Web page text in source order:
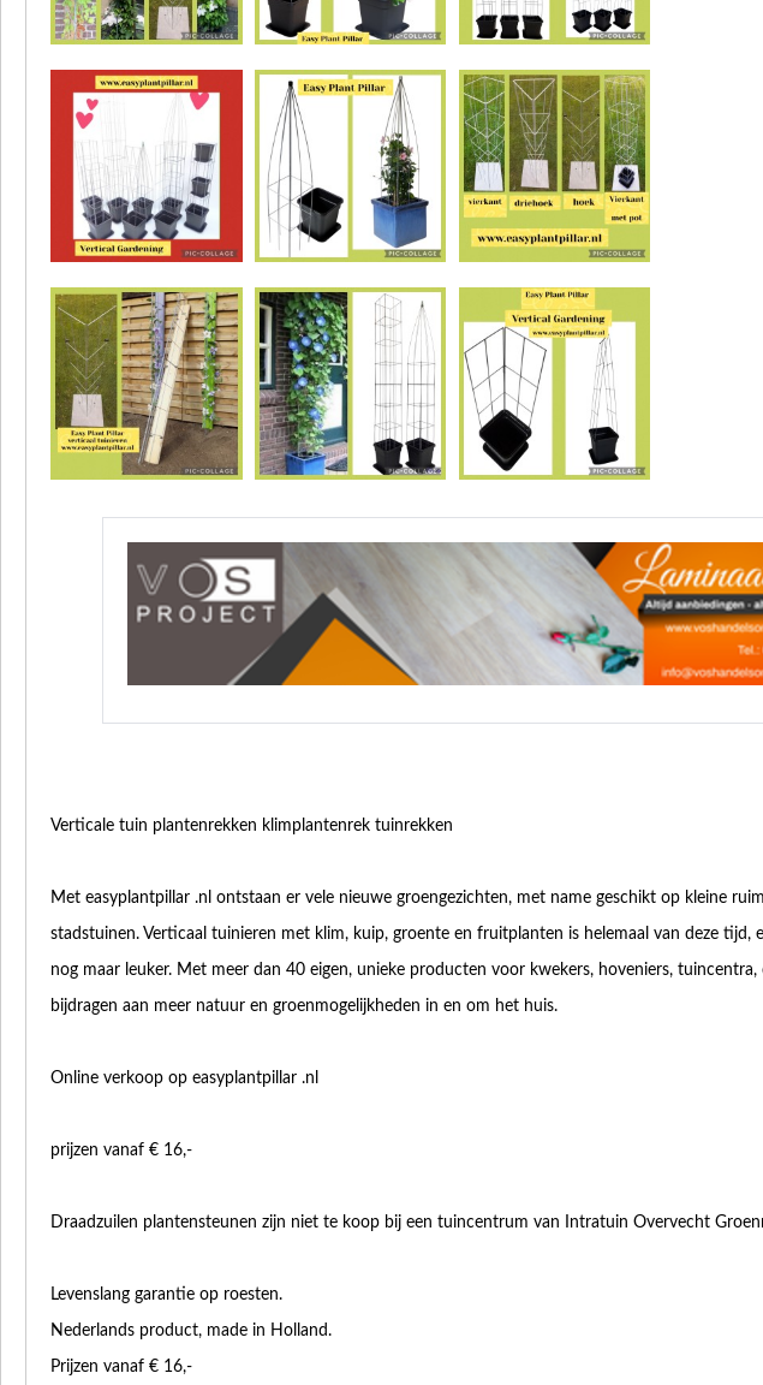
Verticale tuin plantenrekken klimplantenrek tuinrekken
Met easyplantpillar .nl ontstaan er vele nieuwe groengezichten, met name geschikt op kleine
stadstuinen. Verticaal tuinieren met klim, kuip, groente en fruitplanten is helemaal van deze tijd,
nog maar leuker. Met meer dan 40 eigen, unieke producten voor kwekers, hoveniers,
bijdragen aan meer natuur en groenmogelijkheden in en om het huis.
Online verkoop op easyplantpillar .nl
prijzen vanaf € 16,-
Draadzuilen plantensteunen zijn niet te koop bij een tuincentrum van Intratuin Overvecht
Levenslang garantie op roesten.
Nederlands product, made in Holland.
Prijzen vanaf € 16,-